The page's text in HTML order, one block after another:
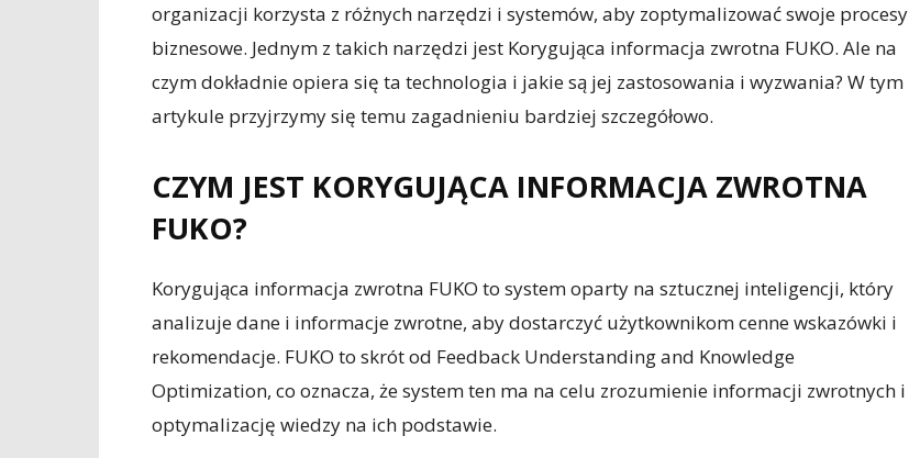
organizacji korzysta z różnych narzędzi i systemów, aby zoptymalizować swoje procesy
biznesowe. Jednym z takich narzędzi jest Korygująca informacja zwrotna FUKO. Ale na
czym dokładnie opiera się ta technologia i jakie są jej zastosowania i wyzwania? W tym
artykule przyjrzymy się temu zagadnieniu bardziej szczegółowo.
CZYM JEST KORYGUJĄCA INFORMACJA ZWROTNA
FUKO?
Korygująca informacja zwrotna FUKO to system oparty na sztucznej inteligencji, który
analizuje dane i informacje zwrotne, aby dostarczyć użytkownikom cenne wskazówki i
rekomendacje. FUKO to skrót od Feedback Understanding and Knowledge
Optimization, co oznacza, że system ten ma na celu zrozumienie informacji zwrotnych i
optymalizację wiedzy na ich podstawie.